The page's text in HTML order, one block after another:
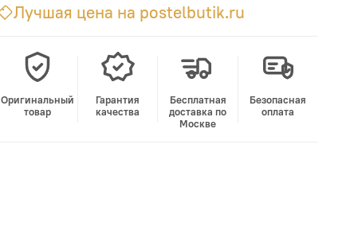
Лучшая цена на postelbutik.ru
Оригинальный
товар
Гарантия
качества
Бесплатная
доставка по
Москве
Безопасная
оплата